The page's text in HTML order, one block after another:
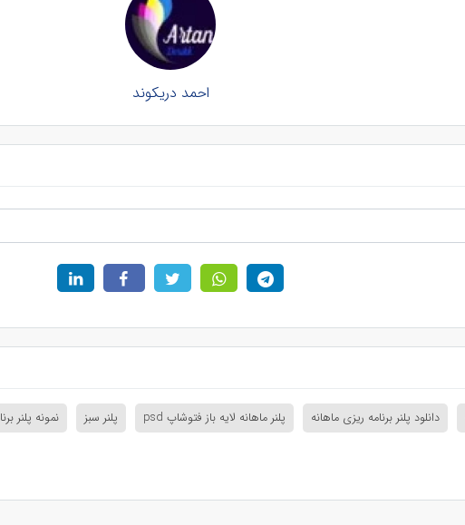
احمد دریکوند
دانلود پلنر برنامه ریزی ماهانه پلنر ماهانه لایه باز فتوشاپ psd پلنر سبز نمونه پلنر